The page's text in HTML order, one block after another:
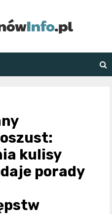
kulisy
porady